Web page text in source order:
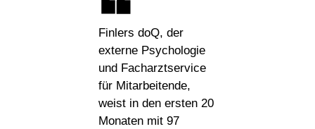
Finlers doQ, der
externe Psychologie
und Facharztservice
für Mitarbeitende,
weist in den ersten 20
Monaten mit 97